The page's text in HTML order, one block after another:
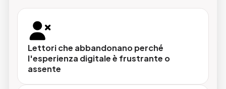
ottimizzata per desktop, tablet e
smartphone.
Contenuti multimediali integrati
Video, gallery fotografiche, link interattivi e
Lettori che abbandonano perché
l'esperienza digitale è frustrante o
assente